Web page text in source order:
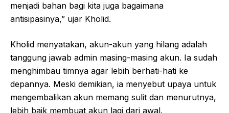
menjadi bahan bagi kita juga bagaimana
antisipasinya,” ujar Kholid.
Kholid menyatakan, akun-akun yang hilang adalah
tanggung jawab admin masing-masing akun. Ia sudah
menghimbau timnya agar lebih berhati-hati ke
depannya. Meski demikian, ia menyebut upaya untuk
mengembalikan akun memang sulit dan menurutnya,
lebih baik membuat akun lagi dari awal.